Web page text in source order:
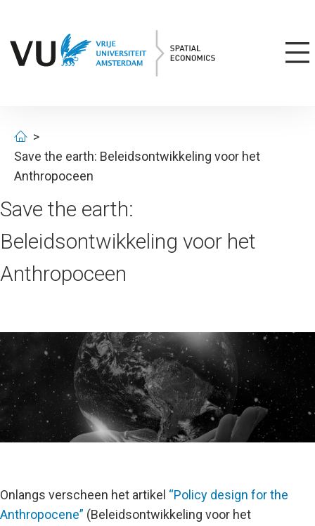
Save the earth: Beleidsontwikkeling voor het
Anthropoceen
Save the earth:
Beleidsontwikkeling voor het
Anthropoceen
Onlangs verscheen het artikel “Policy design for the
Anthropocene” (Beleidsontwikkeling voor het